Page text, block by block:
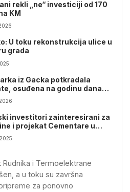
rekli „ne“ investiciji od 170
KM
U toku rekonstrukcija ulice u
grada
iz Gacka potkradala
osuđena na godinu dana
investitori zainteresirani za
i projekat Cementare u
i Termoelektrane
a u toku su završna
za ponovno